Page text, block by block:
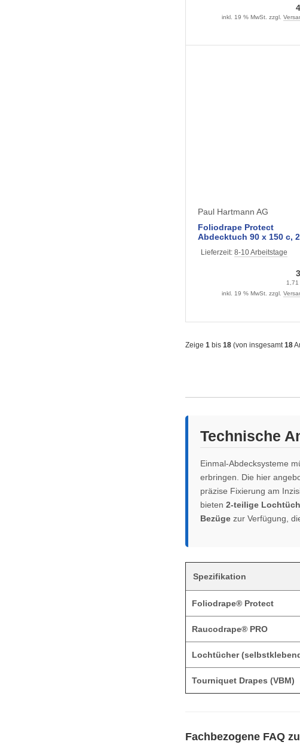
inkl. 19 % MwSt. zzgl.
Paul Hartmann AG
Foliodrape Protect
Abdecktuch 90 x 150 c,
Lieferzeit: 8-10 Arbeitstage
1,71
inkl. 19 % MwSt. zzgl.
Zeige 1 bis 18 (von insgesamt 18
Technische
Einmal-Abdecksysteme
erbringen. Die hier
präzise Fixierung am
bieten 2-teilige
Bezüge zur Verfügung,
Spezifikation
Foliodrape® Protect
Raucodrape® PRO
Lochtücher
Tourniquet Drapes (VBM)
Fachbezogene FAQ